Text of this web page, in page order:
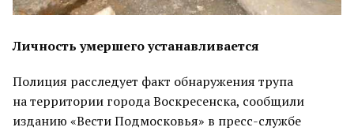
Личность умершего устанавливается
Полиция расследует факт обнаружения трупа
на территории города Воскресенска, сообщили
изданию «Вести Подмосковья» в пресс-службе